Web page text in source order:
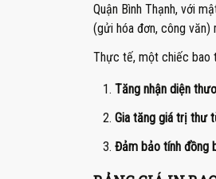
Quận Bình Thạnh, với
(gửi hóa đơn, công
Thực tế, một chiếc bao
Tăng nhận diện
Gia tăng giá trị thư
Đảm bảo tính đồng